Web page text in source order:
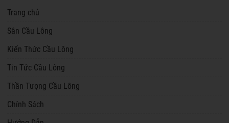
Trang chủ
Sân Cầu Lông
Kiến Thức Cầu Lông
Tin Tức Cầu Lông
Thần Tượng Cầu Lông
Chính Sách